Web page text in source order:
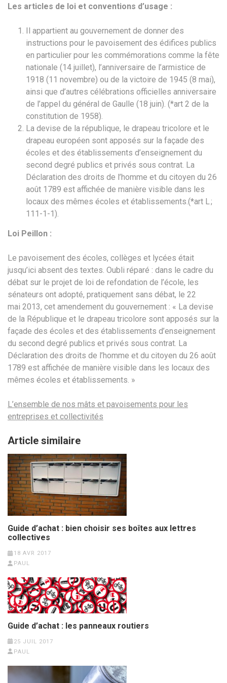
Les articles de loi et conventions d’usage :
Il appartient au gouvernement de donner des
instructions pour le pavoisement des édifices publics
en particulier pour les commémorations comme la fête
nationale (14 juillet), l’anniversaire de l’armistice de
1918 (11 novembre) ou de la victoire de 1945 (8 mai),
ainsi que d’autres célébrations officielles anniversaire
de l’appel du général de Gaulle (18 juin). (*art 2 de la
constitution de 1958).
La devise de la république, le drapeau tricolore et le
drapeau européen sont apposés sur la façade des
écoles et des établissements d’enseignement du
second degré publics et privés sous contrat. La
Déclaration des droits de l’homme et du citoyen du 26
août 1789 est affichée de manière visible dans les
locaux des mêmes écoles et établissements.(*art L ;
111-1-1).
Loi Peillon :
Le pavoisement des écoles, collèges et lycées était
jusqu’ici absent des textes. Oubli réparé : dans le cadre du
débat sur le projet de loi de refondation de l’école, les
sénateurs ont adopté, pratiquement sans débat, le 22
mai 2013, cet amendement du gouvernement : « La devise
de la République et le drapeau tricolore sont apposés sur la
façade des écoles et des établissements d’enseignement
du second degré publics et privés sous contrat. La
Déclaration des droits de l’homme et du citoyen du 26 août
1789 est affichée de manière visible dans les locaux des
mêmes écoles et établissements. »
L’ensemble de nos mâts et pavoisements pour les
entreprises et collectivités
Article similaire
Guide d’achat : bien choisir ses boîtes aux lettres
collectives
18 AVR 2017
PAUL
Guide d’achat : les panneaux routiers
25 JUIL 2017
PAUL